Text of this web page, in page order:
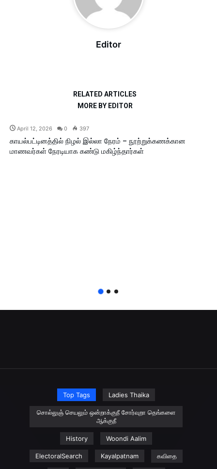
Editor
RELATED ARTICLES
MORE BY EDITOR
April 12, 2026 0 397
காயல்பட்டினத்தில் நிழல் இல்லா நேரம் – நூற்றுக்கணக்கான
மாணவர்கள் நேரடியாக கண்டு மகிழ்ந்தார்கள்
Top Tags Ladies Thaika
சொல்லுஞ் செயலும் ஒன்றாக்குநீ சோர்வுறா தெங்களை
ஆக்குநீ
History Woondi Aalim
ElectoralSearch Kayalpatnam கவிதை